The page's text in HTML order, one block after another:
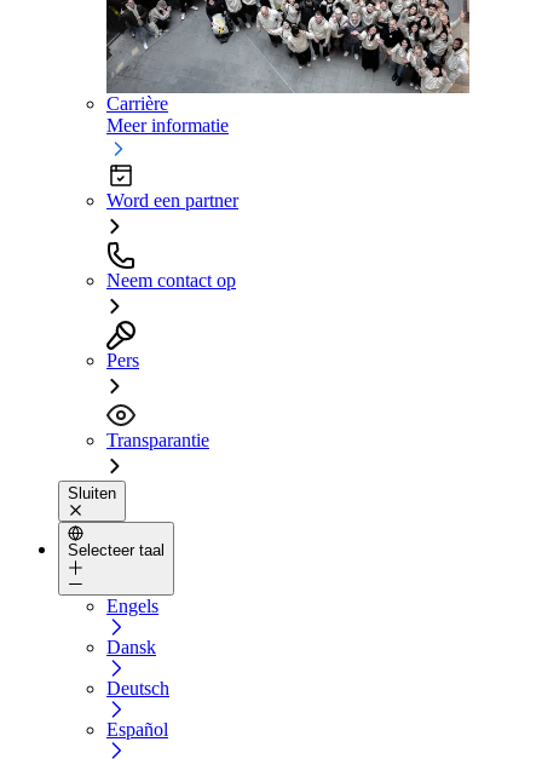
Carrière
Meer informatie
Word een partner
Neem contact op
Pers
Transparantie
Sluiten
Selecteer taal
Engels
Dansk
Deutsch
Español